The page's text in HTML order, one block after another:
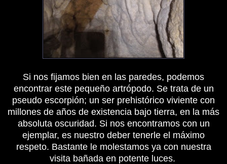
Si nos fijamos bien en las paredes, podemos
encontrar este pequeño artrópodo. Se trata de un
pseudo escorpión; un ser prehistórico viviente con
millones de años de existencia bajo tierra, en la más
absoluta oscuridad. Si nos encontramos con un
ejemplar, es nuestro deber tenerle el máximo
respeto. Bastante le molestamos ya con nuestra
visita bañada en potente luces.